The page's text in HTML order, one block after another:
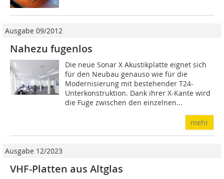
Ausgabe 09/2012
Nahezu fugenlos
Die neue Sonar X Akustikplatte eignet sich
für den Neubau genauso wie für die
Modernisierung mit bestehender T24-
Unterkonstruktion. Dank ihrer X-Kante wird
die Fuge zwischen den einzelnen...
mehr
Ausgabe 12/2023
VHF-Platten aus Altglas